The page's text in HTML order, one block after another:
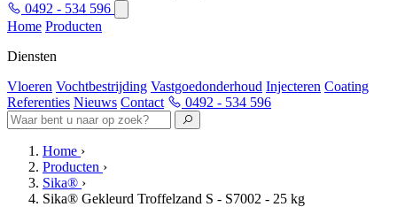
0492 - 534 596
Home Producten
Diensten
Vloeren Vochtbestrijding Vastgoedonderhoud Injecteren Coating
Referenties Nieuws Contact 0492 - 534 596
Home ›
Producten ›
Sika® ›
Sika® Gekleurd Troffelzand S - S7002 - 25 kg